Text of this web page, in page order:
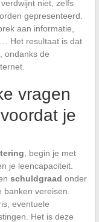
niet, zelfs
gepresenteerd.
aan informatie,
Het resultaat is dat
ondanks de
vragen
je
, begin je met
je leencapaciteit.
schuldgraad onder
vereisen.
eventuele
Het is deze